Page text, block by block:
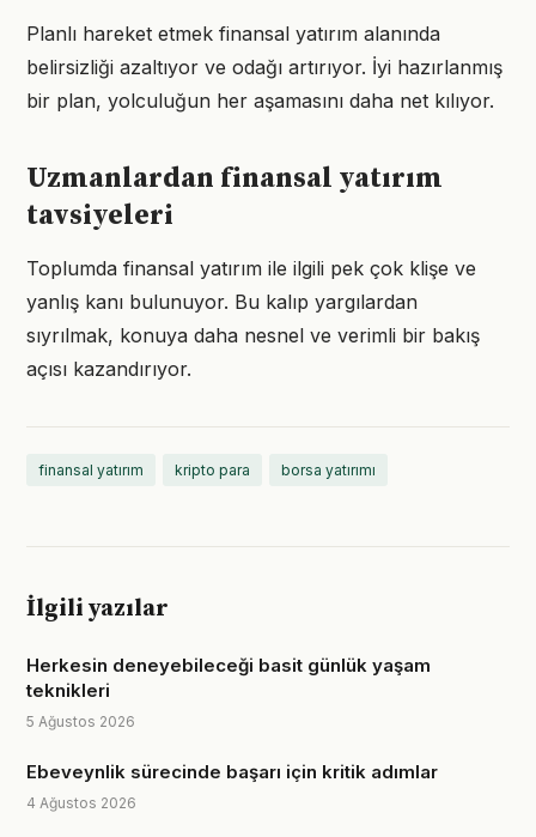
Planlı hareket etmek finansal yatırım alanında
belirsizliği azaltıyor ve odağı artırıyor. İyi hazırlanmış
bir plan, yolculuğun her aşamasını daha net kılıyor.
Uzmanlardan finansal yatırım
tavsiyeleri
Toplumda finansal yatırım ile ilgili pek çok klişe ve
yanlış kanı bulunuyor. Bu kalıp yargılardan
sıyrılmak, konuya daha nesnel ve verimli bir bakış
açısı kazandırıyor.
finansal yatırım kripto para borsa yatırımı
İlgili yazılar
Herkesin deneyebileceği basit günlük yaşam
teknikleri
5 Ağustos 2026
Ebeveynlik sürecinde başarı için kritik adımlar
4 Ağustos 2026